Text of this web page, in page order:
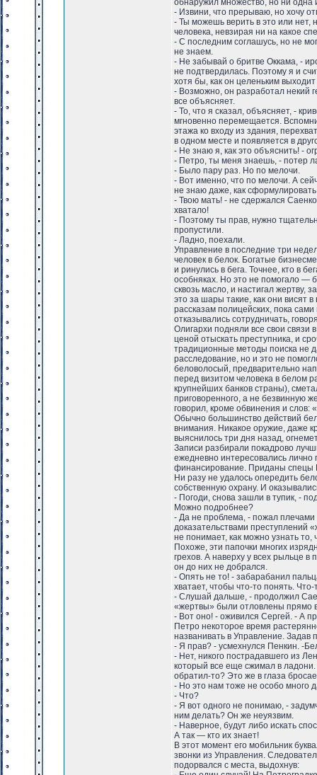
обнаружил множество, но ни одна
- Извини, что прерываю, но хочу
- Ты можешь верить в это или нет,
человека, невзирая ни на какое
- С последним соглашусь, но не
не знаем.
- Не забывай о бритве Оккама, -
не подтвердилась. Поэтому я и
хотя бы, как он целеньким
- Возможно, он разработал некий
все объясняет.
- То, что я сказал, объясняет, -
мгновенно перемещается.
этажа ко входу из здания,
в одном месте и появляется в
- Не знаю я, как это объяснить! -
- Петро, ты меня знаешь, - потер
- Было пару раз. Но по мелочи.
- Вот именно, что по мелочи. А
не знаю даже, как
- Твою мать! - не сдержался
хватало!
- Поэтому ты прав, нужно
пропустили.
- Ладно, поехали.
Управление в последние три
человек в белок. Богатые
и ринулись в бега. Точнее, кто в
особняках. Но это не помогало —
сквозь масло, и настигал жертву,
это за шары такие, как они висят
рассказам полицейских, пока
отказывались сотрудничать,
Олигархи подняли все свои связи
ценой отыскать преступника, и
традиционные методы поиска не
расследование, но и это не
беловолосый, предварительно
перед визитом человека в белом
крупнейших банков страны),
приговоренного, а не безвинную
говорил, кроме обвинения и
Обычно большинство действий
внимания. Никакое оружие, даже
выяснилось три дня назад,
Записи разбирали покадрово
ежедневно интересовались
финансирование. Приданы спецы
Ни разу не удалось опередить
собственную охрану. И
- Погоди, снова зашли в тупик, -
Можно подробнее?
- Да не проблема, - пожал плечами
доказательствами преступлений
не понимает, как можно узнать то,
Похоже, эти папочки многих
грехов. А наверху у всех рыльце
он до них не добрался.
- Опять не то! - забарабанил
хватает, чтобы что-то понять.
- Слушай дальше, - продолжил
«жертвы» были отловлены прямо
- Вот оно! - оживился Сергей. - А
Петро некоторое время
названивать в Управление.
- Я прав? - усмехнулся Пенкин. -
- Нет, никого пострадавшего из
который все еще сжимал в
обратил-то? Это же в глаза
- Но это нам тоже не особо много
- Что?
- Я вот одного не понимаю, -
ним делать? Он же неуязвим.
- Наверное, будут либо искать
А так — кто их знает!
В этот момент его мобильник
звонки из Управления.
подорвался с места, выдохнув: